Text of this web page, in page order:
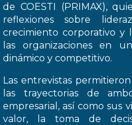
de COESTI (PRIMAX),
reflexiones sobre
crecimiento corporativo y
las organizaciones en
dinámico y competitivo.
Las entrevistas
las trayectorias de
empresarial, así como sus
valor, la toma de